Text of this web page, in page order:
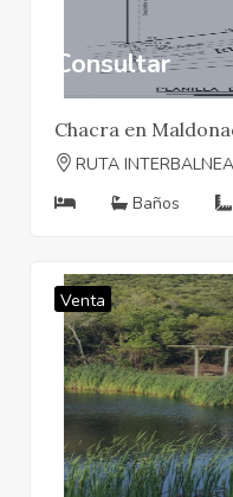
Consultar
Chacra en
RUTA
Baños
Venta